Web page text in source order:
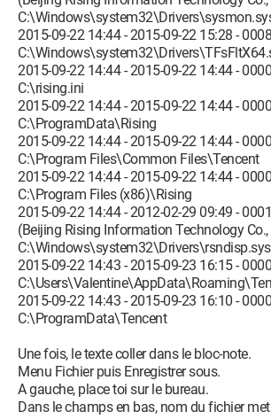
2015-09-22 14:44 - 2015-09-22 15:28 -
2015-09-22 14:44 - 2015-09-22 14:44 -
C:\rising.ini
2015-09-22 14:44 - 2015-09-22 14:44 -
C:\ProgramData\Rising
2015-09-22 14:44 - 2015-09-22 14:44 -
C:\Program Files\Common Files\Tencent
2015-09-22 14:44 - 2015-09-22 14:44 -
C:\Program Files (x86)\Rising
2015-09-22 14:44 - 2012-02-29 09:49 -
(Beijing Rising Information Technology
C:\Windows\system32\Drivers\rsndisp.sys
2015-09-22 14:43 - 2015-09-23 16:15 -
2015-09-22 14:43 - 2015-09-23 16:10 -
C:\ProgramData\Tencent
Une fois, le texte coller dans le bloc-note.
Menu Fichier puis Enregistrer sous.
A gauche, place toi sur le bureau.
Dans le champs en bas, nom du fichier